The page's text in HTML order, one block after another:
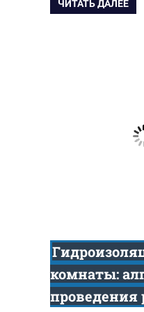
ЧИТАТЬ ДАЛЕЕ
комнаты:
проведения